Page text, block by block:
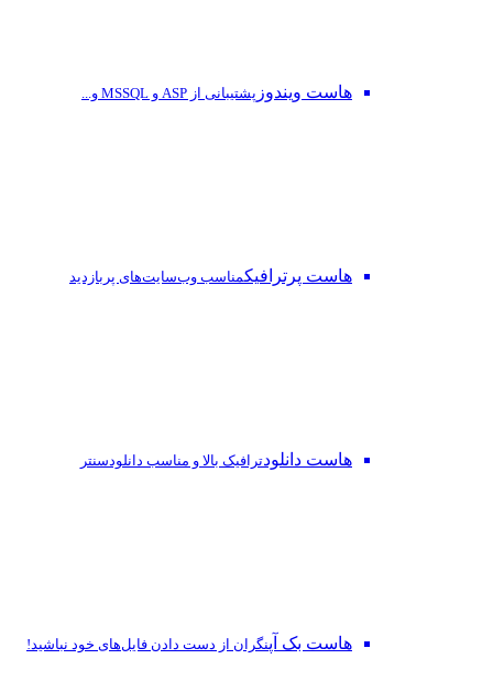
هاست ویندوز پشتیبانی از ASP و MSSQL و...
هاست پرترافیکمناسب وب‌سایت‌های پربازدید
هاست دانلودترافیک بالا و مناسب دانلودسنتر
هاست بک آپنگران از دست‌ دادن فایل‌های خود نباشید!